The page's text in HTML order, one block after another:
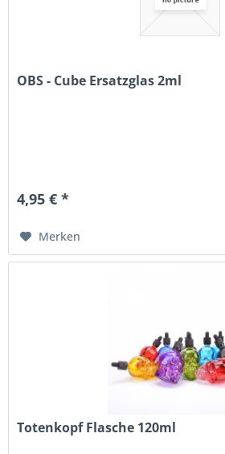
OBS - Cube Ersatzglas 2ml
4,95 € *
Merken
Totenkopf Flasche 120ml